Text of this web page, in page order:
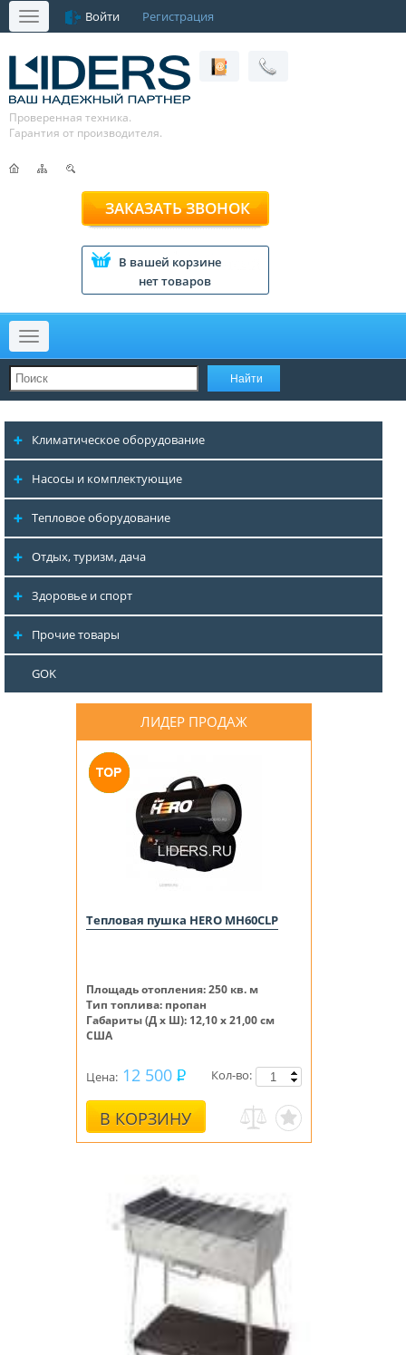
Меню Войти Регистрация
Проверенная техника.
Гарантия от производителя.
ЗАКАЗАТЬ ЗВОНОК
В вашей корзине
нет товаров
Меню
Климатическое оборудование
Насосы и комплектующие
Тепловое оборудование
Отдых, туризм, дача
Здоровье и спорт
Прочие товары
GOK
ЛИДЕР ПРОДАЖ
Тепловая пушка HERO MH60CLP
Площадь отопления: 250 кв. м
Тип топлива: пропан
Габариты (Д х Ш): 12,10 х 21,00 см
США
Цена: 12 500
В КОРЗИНУ
Кол-во: